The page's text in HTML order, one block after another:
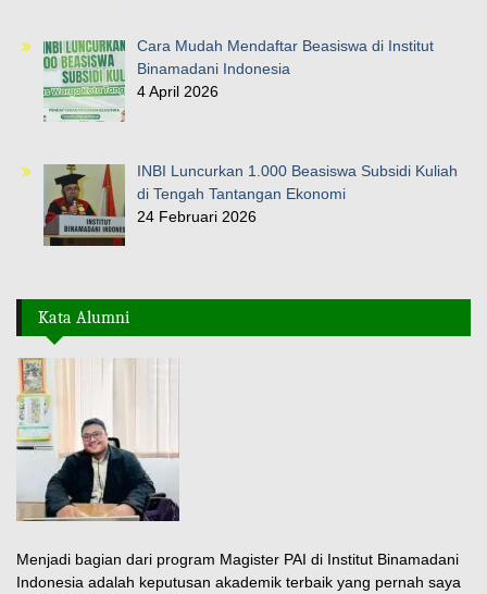
Cara Mudah Mendaftar Beasiswa di Institut
Binamadani Indonesia
4 April 2026
INBI Luncurkan 1.000 Beasiswa Subsidi Kuliah
di Tengah Tantangan Ekonomi
24 Februari 2026
Kata Alumni
Menjadi bagian dari program Magister PAI di Institut Binamadani
Indonesia adalah keputusan akademik terbaik yang pernah saya